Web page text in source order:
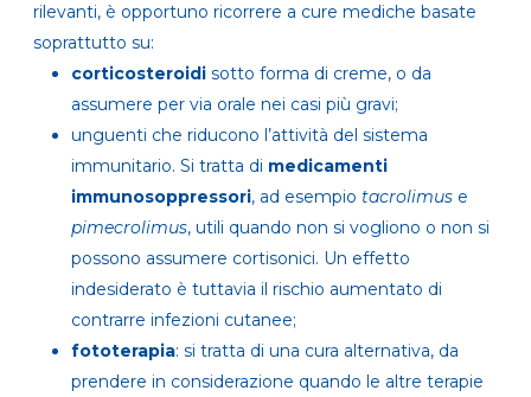
rilevanti, è opportuno ricorrere a cure mediche basate
soprattutto su:
corticosteroidi sotto forma di creme, o da
assumere per via orale nei casi più gravi;
unguenti che riducono l’attività del sistema
immunitario. Si tratta di medicamenti
immunosoppressori, ad esempio tacrolimus e
pimecrolimus, utili quando non si vogliono o non si
possono assumere cortisonici. Un effetto
indesiderato è tuttavia il rischio aumentato di
contrarre infezioni cutanee;
fototerapia: si tratta di una cura alternativa, da
prendere in considerazione quando le altre terapie